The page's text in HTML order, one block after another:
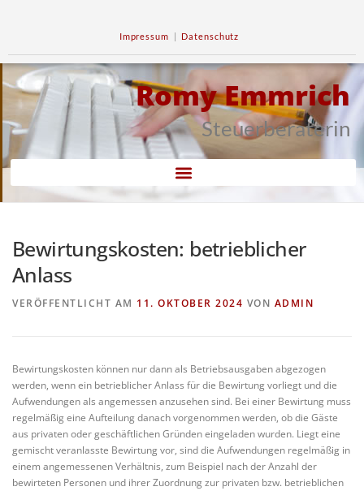
Impressum | Datenschutz
Romy Emmrich
Steuerberaterin
Bewirtungskosten: betrieblicher
Anlass
VERÖFFENTLICHT AM 11. OKTOBER 2024 VON ADMIN
Bewirtungskosten können nur dann als Betriebsausgaben abgezogen
werden, wenn ein betrieblicher Anlass für die Bewirtung vorliegt und die
Aufwendungen als angemessen anzusehen sind. Bei einer Bewirtung muss
regelmäßig eine Aufteilung danach vorgenommen werden, ob die Gäste
aus privaten oder geschäftlichen Gründen eingeladen wurden. Liegt eine
gemischt veranlasste Bewirtung vor, sind die Aufwendungen regelmäßig in
einem angemessenen Verhältnis, zum Beispiel nach der Anzahl der
bewirteten Personen und ihrer Zuordnung zur privaten bzw. betrieblichen